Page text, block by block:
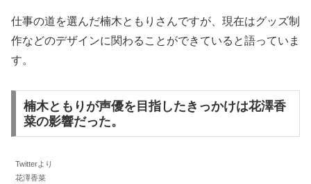
仕事の道を選んだ楠木ともりさんですが、現在はグッズ制
作などのデザインに関わることができていると語っていま
す。
楠木ともりが声優を目指したきっかけは花澤香
菜の影響だった。
Twitterより
花澤香菜